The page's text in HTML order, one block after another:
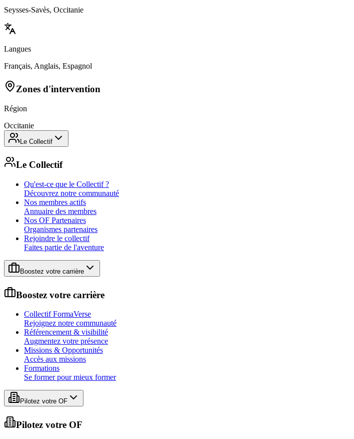
Seysses-Savès, Occitanie
Langues
Français, Anglais, Espagnol
Zones d'intervention
Région
Occitanie
Le Collectif
Le Collectif
Qu'est-ce que le Collectif ?
Découvrez notre communauté
Nos membres actifs
Annuaire des membres
Nos OF Partenaires
Organismes partenaires
Rejoindre le collectif
Faites partie de l'aventure
Boostez votre carrière
Boostez votre carrière
Collectif FormaVerse
Rejoignez notre communauté
Référencement & visibilité
Augmentez votre présence
Missions & Opportunités
Accès aux missions
Formations
Se former pour mieux former
Pilotez votre OF
Pilotez votre OF